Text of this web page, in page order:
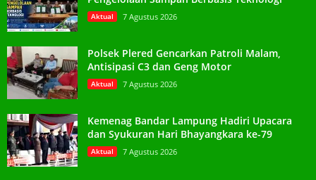
Aktual 7 Agustus 2026
Polsek Plered Gencarkan Patroli Malam,
Antisipasi C3 dan Geng Motor
Aktual 7 Agustus 2026
Kemenag Bandar Lampung Hadiri Upacara
dan Syukuran Hari Bhayangkara ke-79
Aktual 7 Agustus 2026